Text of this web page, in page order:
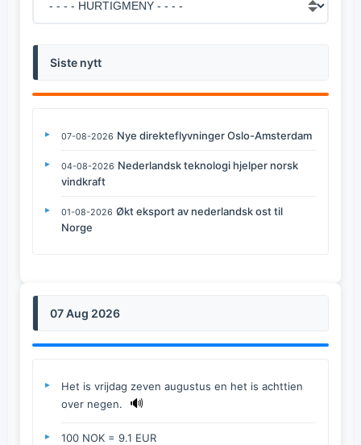
Siste nytt
07-08-2026 Nye direkteflyvninger Oslo-Amsterdam
04-08-2026 Nederlandsk teknologi hjelper norsk
vindkraft
01-08-2026 Økt eksport av nederlandsk ost til
Norge
07 Aug 2026
Het is vrijdag zeven augustus en het is achttien
over negen.
🔊
100 NOK = 9.1 EUR